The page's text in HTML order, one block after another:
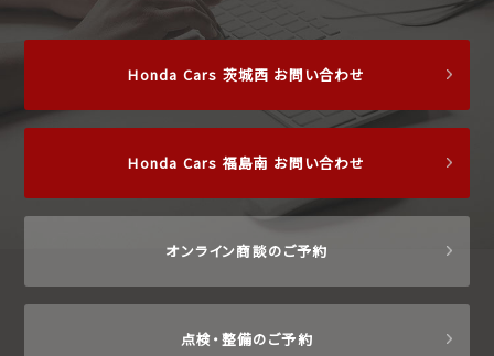
Honda Cars 茨城西 お問い合わせ
Honda Cars 福島南 お問い合わせ
オンライン商談のご予約
点検・整備のご予約